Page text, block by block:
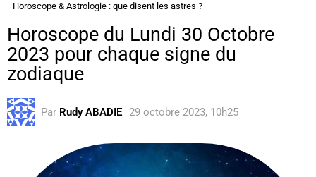
Horoscope & Astrologie : que disent les astres ?
Horoscope du Lundi 30 Octobre
2023 pour chaque signe du
zodiaque
Par Rudy ABADIE 29 octobre 2023, 10h25